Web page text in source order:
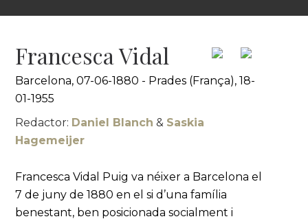
Francesca Vidal
Barcelona, 07-06-1880 - Prades (França), 18-
01-1955
Redactor: Daniel Blanch & Saskia
Hagemeijer
Francesca Vidal Puig va néixer a Barcelona el
7 de juny de 1880 en el si d’una família
benestant, ben posicionada socialment i